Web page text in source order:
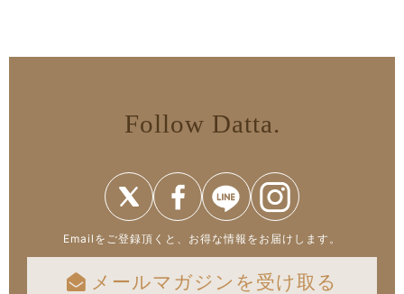
Follow Datta.
Emailをご登録頂くと、お得な情報をお届けします。
メールマガジンを受け取る